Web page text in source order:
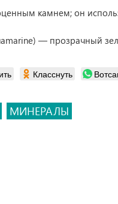
камнем; он
— прозрачный
Класснуть
МИНЕРАЛЫ